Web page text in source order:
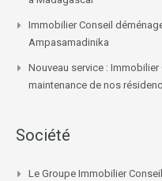
Immobilier Conseil
Ampasamadinika
Nouveau service :
maintenance de nos
Société
Le Groupe Immobilier Conseil